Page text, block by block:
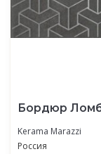
Бордюр
Kerama Marazzi
Россия